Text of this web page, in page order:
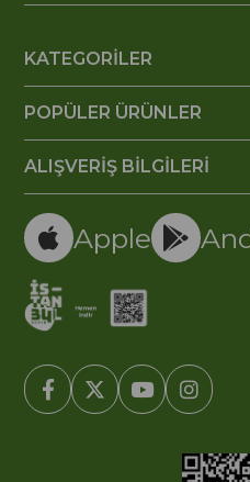
KATEGORİLER
POPÜLER ÜRÜNLER
ALIŞVERİŞ BİLGİLERİ
Apple